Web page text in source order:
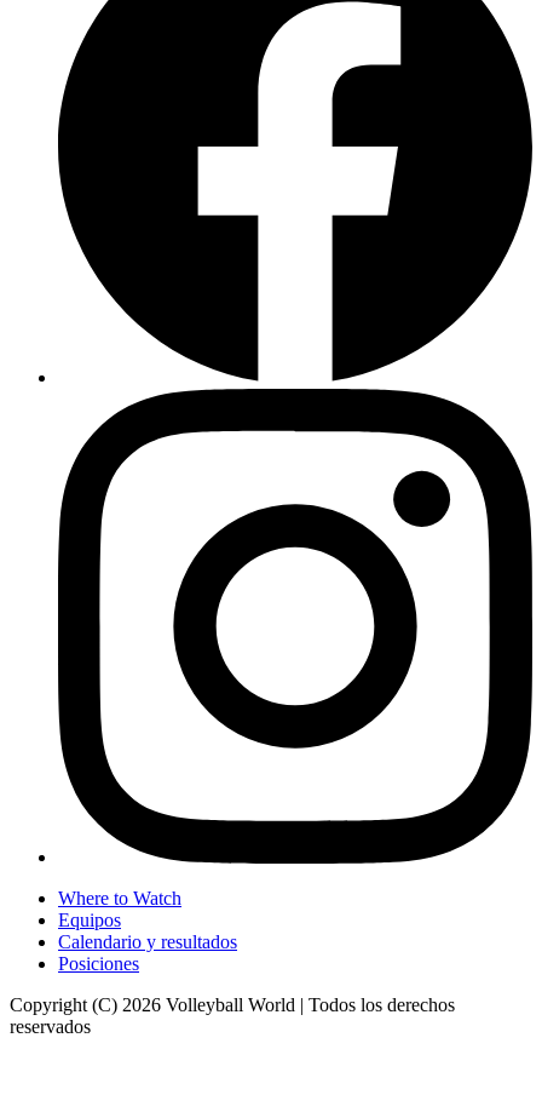
Where to Watch
Equipos
Calendario y resultados
Posiciones
Copyright (C) 2026 Volleyball World | Todos los derechos
reservados